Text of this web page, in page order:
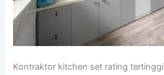
Kontraktor kitchen set rating